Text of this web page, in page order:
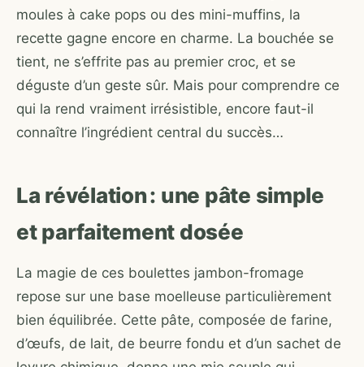
moules à cake pops ou des mini-muffins, la
recette gagne encore en charme. La bouchée se
tient, ne s’effrite pas au premier croc, et se
déguste d’un geste sûr. Mais pour comprendre ce
qui la rend vraiment irrésistible, encore faut-il
connaître l’ingrédient central du succès…
La révélation : une pâte simple
et parfaitement dosée
La magie de ces boulettes jambon-fromage
repose sur une base moelleuse particulièrement
bien équilibrée. Cette pâte, composée de farine,
d’œufs, de lait, de beurre fondu et d’un sachet de